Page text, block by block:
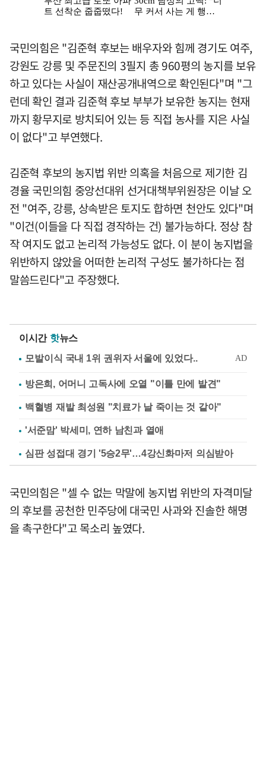
국민의힘은 "김준혁 후보는 배우자와 힘께 경기도 여주,
강원도 강릉 및 주문진의 3필지 총 960평의 농지를 보유
하고 있다는 사실이 재산공개내역으로 확인된다"며 "그
런데 확인 결과 김준혁 후보 부부가 보유한 농지는 현재
까지 황무지로 방치되어 있는 등 직접 농사를 지은 사실
이 없다"고 부연했다.
김준혁 후보의 농지법 위반 의혹을 처음으로 제기한 김
경율 국민의힘 중앙선대위 선거대책부위원장은 이날 오
전 "여주, 강릉, 상속받은 토지도 합하면 천안도 있다"며
"이건(이들을 다 직접 경작하는 건) 불가능하다. 정상 참
작 여지도 없고 논리적 가능성도 없다. 이 분이 농지법을
위반하지 않았을 어떠한 논리적 구성도 불가하다는 점
말씀드린다"고 주장했다.
이시간 핫뉴스
방은희, 어머니 고독사에 오열 "이틀 만에 발견"
백혈병 재발 최성원 "치료가 날 죽이는 것 같아"
'서준맘' 박세미, 연하 남친과 열애
심판 성접대 경기 '5승2무'…4강신화마저 의심받아
국민의힘은 "셀 수 없는 막말에 농지법 위반의 자격미달
의 후보를 공천한 민주당에 대국민 사과와 진솔한 해명
을 촉구한다"고 목소리 높였다.